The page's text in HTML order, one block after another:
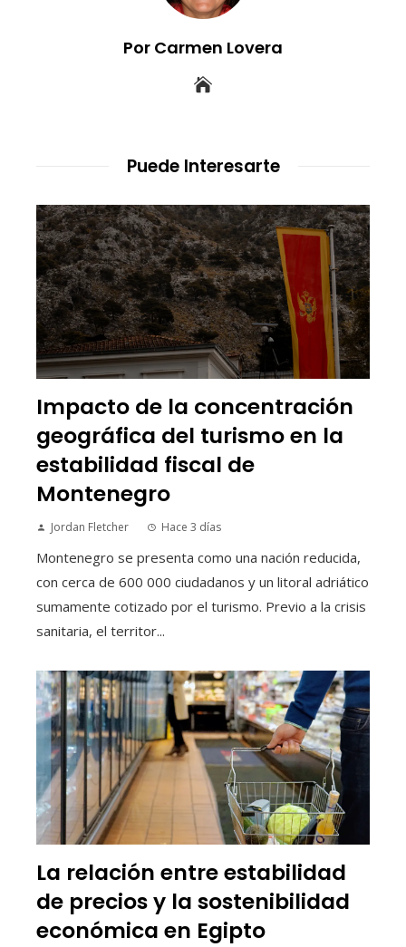
Por Carmen Lovera
Puede Interesarte
Impacto de la concentración
geográfica del turismo en la
estabilidad fiscal de
Montenegro
Jordan Fletcher Hace 3 días
Montenegro se presenta como una nación reducida,
con cerca de 600 000 ciudadanos y un litoral adriático
sumamente cotizado por el turismo. Previo a la crisis
sanitaria, el territor...
La relación entre estabilidad
de precios y la sostenibilidad
económica en Egipto